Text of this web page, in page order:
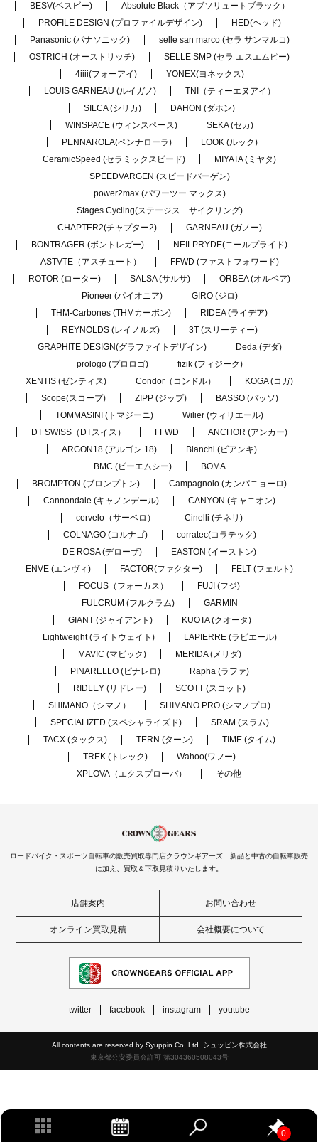
0
BESV(ベスビー)
Absolute Black（アブソリュートブラック）
PROFILE DESIGN (プロファイルデザイン)
HED(ヘッド)
Panasonic (パナソニック)
selle san marco (セラ サンマルコ)
OSTRICH (オーストリッチ)
SELLE SMP (セラ エスエムピー)
4iiii(フォーアイ)
YONEX(ヨネックス)
LOUIS GARNEAU (ルイガノ)
TNI（ティーエヌアイ）
SILCA (シリカ)
DAHON (ダホン)
WINSPACE (ウィンスペース)
SEKA (セカ)
PENNAROLA(ペンナローラ)
LOOK (ルック)
CeramicSpeed (セラミックスピード)
MIYATA (ミヤタ)
SPEEDVARGEN (スピードバーゲン)
power2max (パワーツー マックス)
Stages Cycling(ステージス サイクリング)
CHAPTER2(チャプター2)
GARNEAU (ガノー)
BONTRAGER (ボントレガー)
NEILPRYDE(ニールプライド)
ASTVTE（アスチュート）
FFWD (ファストフォワード)
ROTOR (ローター)
SALSA (サルサ)
ORBEA (オルベア)
Pioneer (パイオニア)
GIRO (ジロ)
THM-Carbones (THMカーボン)
RIDEA (ライデア)
REYNOLDS (レイノルズ)
3T (スリーティー)
GRAPHITE DESIGN(グラファイトデザイン)
Deda (デダ)
prologo (プロロゴ)
fizik (フィジーク)
XENTIS (ゼンティス)
Condor（コンドル）
KOGA (コガ)
Scope(スコープ)
ZIPP (ジップ)
BASSO (バッソ)
TOMMASINI (トマジーニ)
Wilier (ウィリエール)
DT SWISS（DTスイス）
FFWD
ANCHOR (アンカー)
ARGON18 (アルゴン 18)
Bianchi (ビアンキ)
BMC (ビーエムシー)
BOMA
BROMPTON (ブロンプトン)
Campagnolo (カンパニョーロ)
Cannondale (キャノンデール)
CANYON (キャニオン)
cervelo（サーベロ）
Cinelli (チネリ)
COLNAGO (コルナゴ)
corratec(コラテック)
DE ROSA (デローザ)
EASTON (イーストン)
ENVE (エンヴィ)
FACTOR(ファクター)
FELT (フェルト)
FOCUS（フォーカス）
FUJI (フジ)
FULCRUM (フルクラム)
GARMIN
GIANT (ジャイアント)
KUOTA (クオータ)
Lightweight (ライトウェイト)
LAPIERRE (ラピエール)
MAVIC (マビック)
MERIDA (メリダ)
PINARELLO (ピナレロ)
Rapha (ラファ)
RIDLEY (リドレー)
SCOTT (スコット)
SHIMANO（シマノ）
SHIMANO PRO (シマノプロ)
SPECIALIZED (スペシャライズド)
SRAM (スラム)
TACX (タックス)
TERN (ターン)
TIME (タイム)
TREK (トレック)
Wahoo(ワフー)
XPLOVA（エクスプローバ）
その他
ロードバイク・スポーツ自転車の販売買取専門店クラウンギアーズ 新品と中古の自転車販売
に加え、買取＆下取見積りいたします。
店舗案内 お問い合わせ
オンライン買取見積 会社概要について
twitter facebook instagram youtube
All contents are reserved by Syuppin Co.,Ltd. シュッピン株式会社
東京都公安委員会許可 第304360508043号